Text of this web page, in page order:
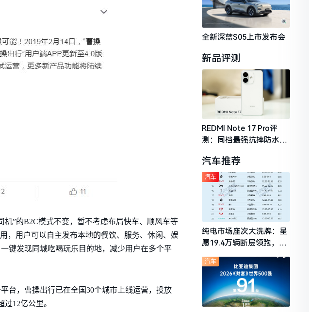
”的B2C模式不变，暂不考虑布局快车、顺风车等
，用户可以自主发布本地的餐饮、服务、休闲、娱
键发现同城吃喝玩乐目的地，减少用户在多个平
台，曹操出行已在全国30个城市上线运营，投放
12亿公里。
全新深蓝S05上市发布会
新品评测
REDMI Note 17 Pro评
测：同档最强抗摔防水，
守门员
汽车推荐
纯电市场座次大洗牌：星
愿19.4万辆断层领跑，理
想i6成最强黑马
汽车
汽车